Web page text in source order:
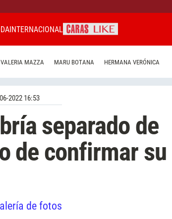
INTERNACIONAL
VALERIA MAZZA MARU BOTANA HERMANA VERÓNICA
2022 16:53
separado de
de confirmar su
de fotos